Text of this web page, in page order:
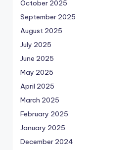
October 2025
September 2025
August 2025
July 2025
June 2025
May 2025
April 2025
March 2025
February 2025
January 2025
December 2024